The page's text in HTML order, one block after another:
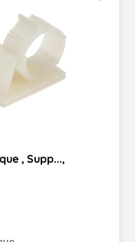
, Supp...,